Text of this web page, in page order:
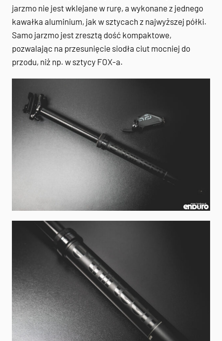
jarzmo nie jest wklejane w rurę, a wykonane z jednego
kawałka aluminium, jak w sztycach z najwyższej półki.
Samo jarzmo jest zresztą dość kompaktowe,
pozwalając na przesunięcie siodła ciut mocniej do
przodu, niż np. w sztycy FOX-a.